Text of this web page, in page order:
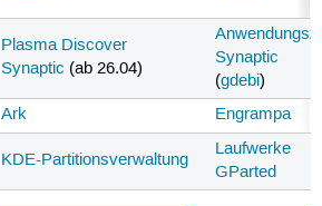
Plasma Discover
Synaptic (ab 26.04)
Synaptic
(gdebi)
Ark Engrampa
KDE-Partitionsverwaltung
Laufwerke
GParted